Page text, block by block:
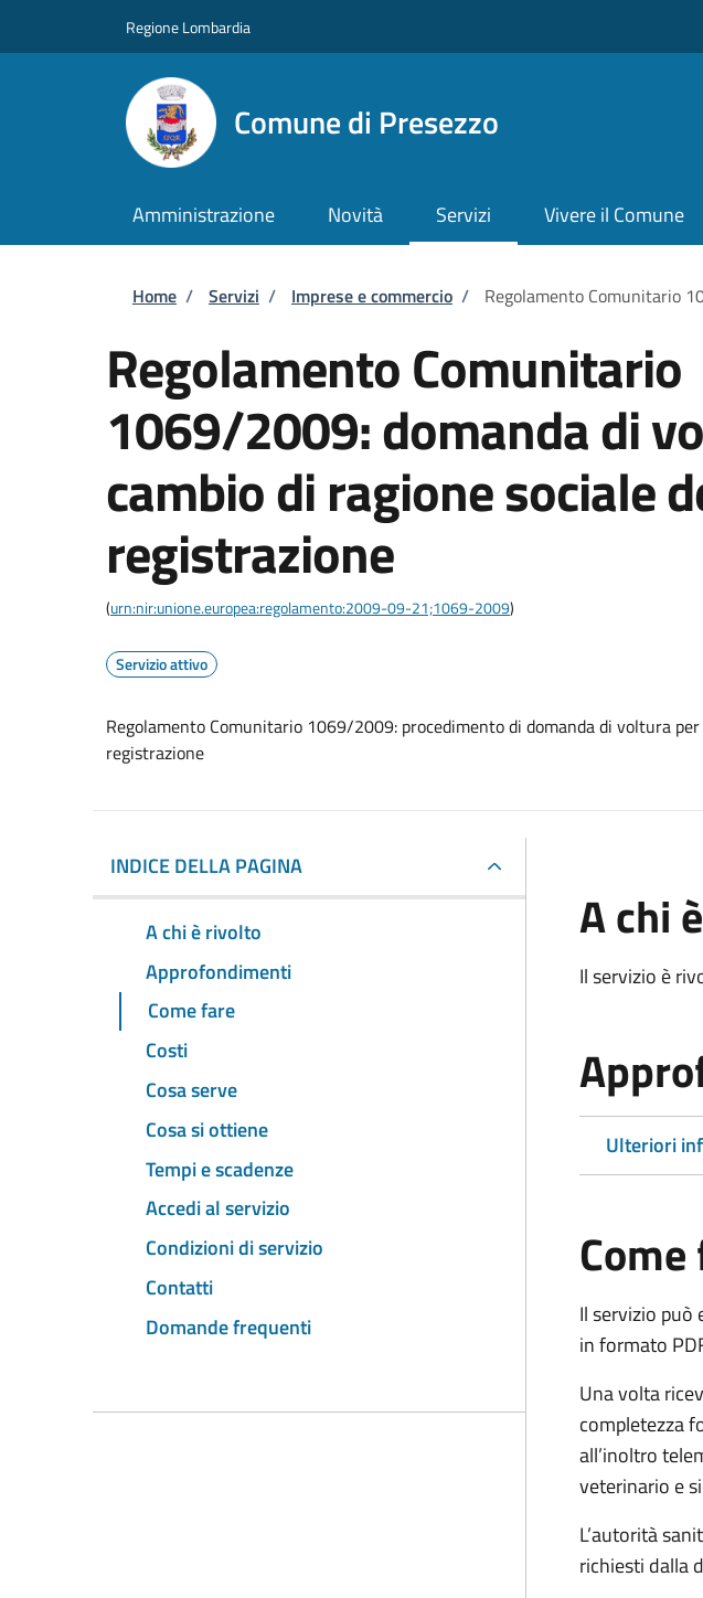
Regione Lombardia
Comune di Presezzo
Amministrazione Novità Servizi Vivere il Comune
Briciole di pane
Home / Servizi / Imprese e commercio / Regolamento Comunitario
Regolamento Comunitario
1069/2009: domanda di
cambio di ragione sociale
registrazione
(urn:nir:unione.europea:regolamento:2009-09-21;1069-2009)
Servizio attivo
Regolamento Comunitario 1069/2009: procedimento di domanda di voltura
registrazione
INDICE DELLA PAGINA
A chi è rivolto
Approfondimenti
Come fare
Costi
Cosa serve
Cosa si ottiene
Tempi e scadenze
Accedi al servizio
Condizioni di servizio
Contatti
Domande frequenti
A chi
Il servizio è
Ulteriori
Il servizio
in formato
Una volta
completezza
all’inoltro
veterinario e
L’autorità
richiesti dalla